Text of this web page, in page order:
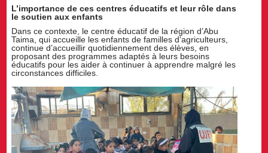
L’importance de ces centres éducatifs et leur rôle dans
le soutien aux enfants
Dans ce contexte, le centre éducatif de la région d’Abu
Taima, qui accueille les enfants de familles d’agriculteurs,
continue d’accueillir quotidiennement des élèves, en
proposant des programmes adaptés à leurs besoins
éducatifs pour les aider à continuer à apprendre malgré les
circonstances difficiles.